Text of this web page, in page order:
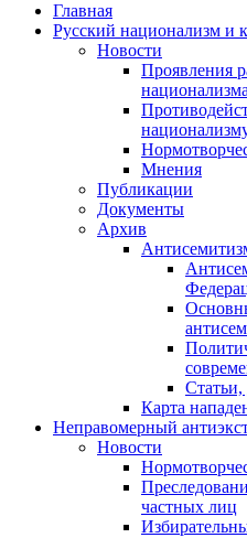
Главная
Русский национализм и
Новости
Проявления
Мнения
Публикации
Документы
Архив
Карта
Неправомерный
Новости
частных лиц